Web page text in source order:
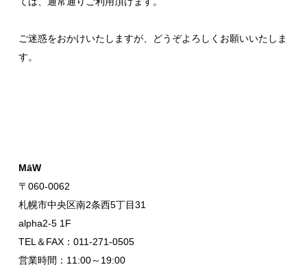
ご迷惑をおかけいたしますが、どうぞよろしくお願いいたしま
す。
MāW
〒060-0062
札幌市中央区南2条西5丁目31
alpha2-5 1F
TEL＆FAX：011-271-0505
営業時間：11:00～19:00